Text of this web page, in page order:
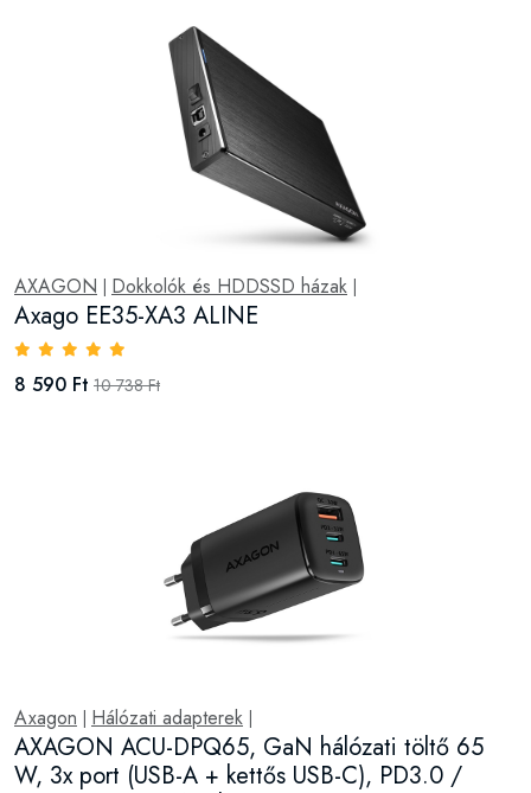
AXAGON Dokkolók és HDDSSD házak
Axago EE35-XA3 ALINE
8 590 Ft 10 738 Ft
Axagon Hálózati adapterek
AXAGON ACU-DPQ65, GaN hálózati töltő 65
W, 3x port (USB-A + kettős USB-C), PD3.0 /